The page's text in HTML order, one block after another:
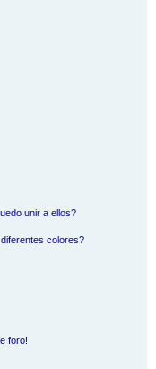
unir a ellos?
colores?
foro!